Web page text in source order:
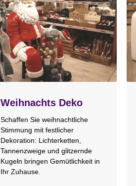
Weihnachts Deko
Schaffen Sie weihnachtliche
Stimmung mit festlicher
Dekoration: Lichterketten,
Tannenzweige und glitzernde
Kugeln bringen Gemütlichkeit in
Ihr Zuhause.